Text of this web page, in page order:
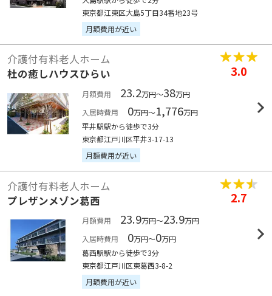
東京都江東区大島5丁目34番地23号
月額費用が近い
介護付有料老人ホーム
杜の癒しハウスひらい
3.0
月額費用 23.2万円～38万円
入居時費用
0万円～1,776万円
平井駅駅から徒歩で3分
東京都江戸川区平井3-17-13
月額費用が近い
介護付有料老人ホーム
プレザンメゾン葛西
2.7
月額費用 23.9万円～23.9万円
入居時費用
0万円～0万円
葛西駅駅から徒歩で3分
東京都江戸川区東葛西3-8-2
月額費用が近い